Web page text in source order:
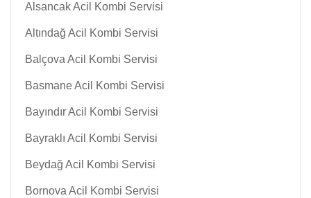
Alsancak Acil Kombi Servisi
Altındağ Acil Kombi Servisi
Balçova Acil Kombi Servisi
Basmane Acil Kombi Servisi
Bayındır Acil Kombi Servisi
Bayraklı Acil Kombi Servisi
Beydağ Acil Kombi Servisi
Bornova Acil Kombi Servisi